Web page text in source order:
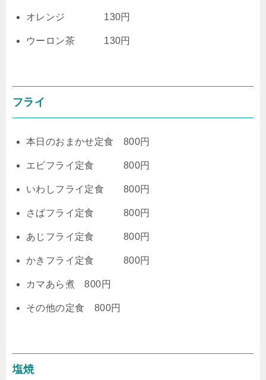
オレンジ 130円
ウーロン茶 130円
フライ
本日のおまかせ定食 800円
エビフライ定食 800円
いわしフライ定食 800円
さばフライ定食 800円
あじフライ定食 800円
かきフライ定食 800円
カマあら煮 800円
その他の定食 800円
塩焼